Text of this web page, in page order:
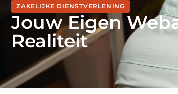
ZAKELIJKE DIENSTVERLENING
Jouw Eigen
Realiteit